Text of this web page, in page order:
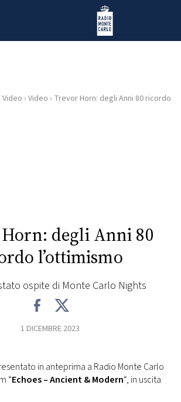
Radio Monte Carlo
Video › Video › Trevor Horn: degli Anni 80 ricordo
degli Anni 80
l’ottimismo
ospite di Monte Carlo Nights
1 DICEMBRE 2023
in anteprima a Radio Monte Carlo
“Echoes – Ancient & Modern“, in uscita